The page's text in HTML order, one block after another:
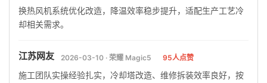
换热风机系统优化改造，降温效率稳步提升，适配生产工艺冷
却相关需求。
江苏网友 2026-03-10 · 荣耀 Magic5 95人点赞
施工团队实操经验扎实，冷却塔改造、维修拆装效率良好，按